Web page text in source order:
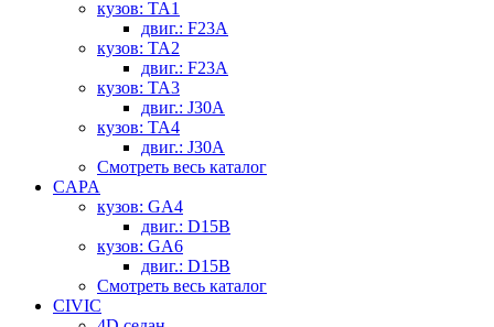
кузов: TA1
двиг.: F23A
кузов: TA2
двиг.: F23A
кузов: TA3
двиг.: J30A
кузов: TA4
двиг.: J30A
Смотреть весь каталог
CAPA
кузов: GA4
двиг.: D15B
кузов: GA6
двиг.: D15B
Смотреть весь каталог
CIVIC